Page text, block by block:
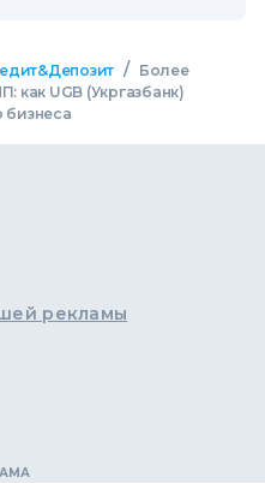
/
Более
UGB (Укргазбанк)
рекламы